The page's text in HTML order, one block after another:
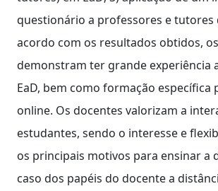
questionário a professores e tutores
acordo com os resultados obtidos,
demonstram ter grande experiência
EaD, bem como formação específica
online. Os docentes valorizam a
estudantes, sendo o interesse e
os principais motivos para ensinar a
caso dos papéis do docente a